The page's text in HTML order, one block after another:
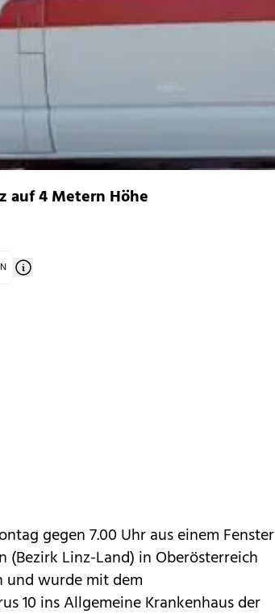
auf 4 Metern Höhe
gegen 7.00 Uhr aus einem Fenster
Linz-Land) in Oberösterreich
und wurde mit dem
10 ins Allgemeine Krankenhaus der